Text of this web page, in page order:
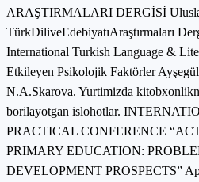
ARAŞTIRMALARI DERGİSİ
TürkDiliveEdebiyatıAraştırmaları
International Turkish Language &
Etkileyen Psikolojik Faktörler
N.A.Skarova. Yurtimizda
borilayotgan islohotlar.
PRACTICAL CONFERENCE
PRIMARY EDUCATION:
DEVELOPMENT PROSPECTS”